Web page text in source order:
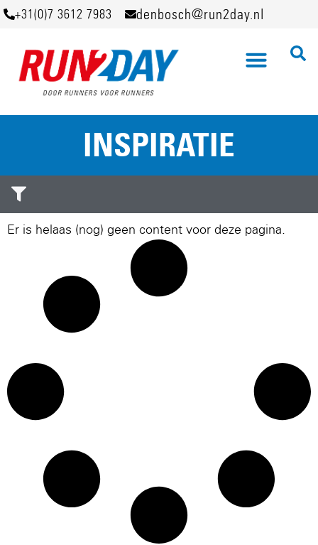
+31(0)7 3612 7983 denbosch@run2day.nl
INSPIRATIE
Er is helaas (nog) geen content voor deze pagina.